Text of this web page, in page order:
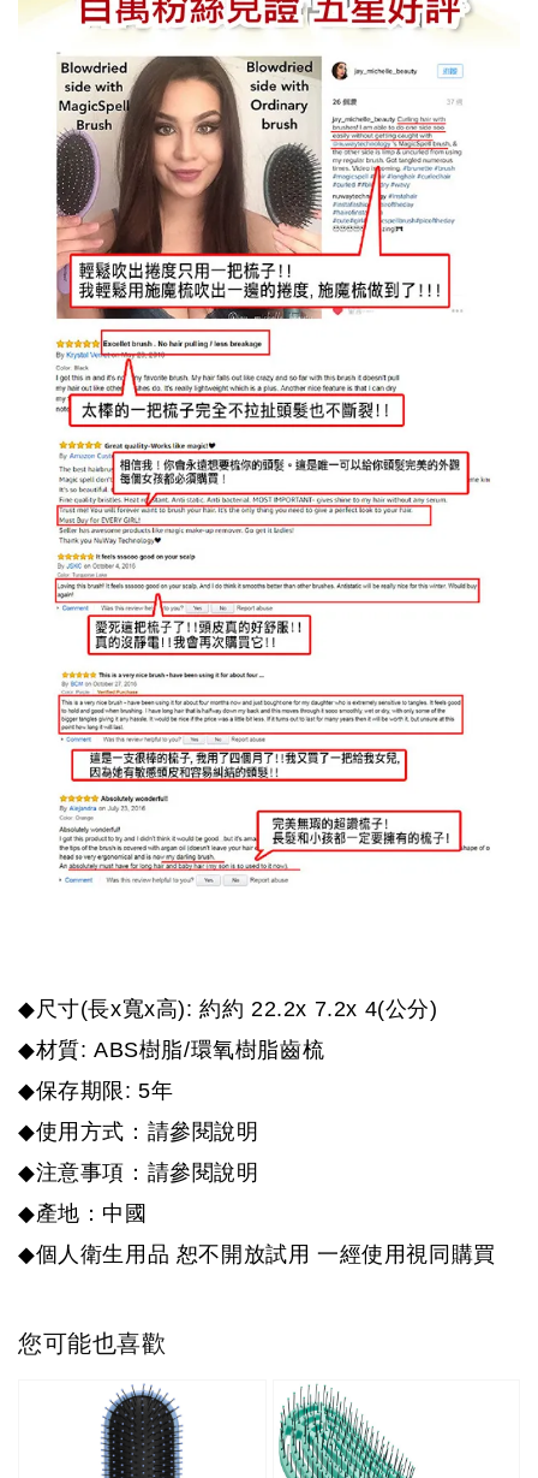
◆尺寸(長x寬x高):約約 22.2x 7.2x 4(公分)
◆材質: ABS樹脂/環氧樹脂齒梳
◆保存期限 : 5年
◆使用方式：請參閱說明
◆注意事項：請參閱說明
◆產地：中國
◆個人衛生用品 恕不開放試用 一經使用視同購買
您可能也喜歡